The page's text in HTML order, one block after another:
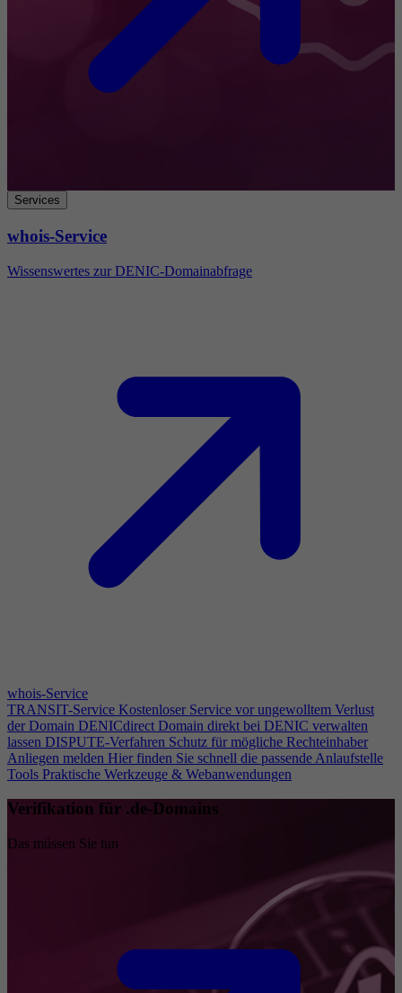
Services
whois-Service
Wissenswertes zur DENIC-Domainabfrage
whois-Service
TRANSIT-Service Kostenloser Service vor ungewolltem Verlust
der Domain DENICdirect Domain direkt bei DENIC verwalten
lassen DISPUTE-Verfahren Schutz für mögliche Rechteinhaber
Anliegen melden Hier finden Sie schnell die passende Anlaufstelle
Tools Praktische Werkzeuge & Webanwendungen
Verifikation für .de-Domains
Das müssen Sie tun